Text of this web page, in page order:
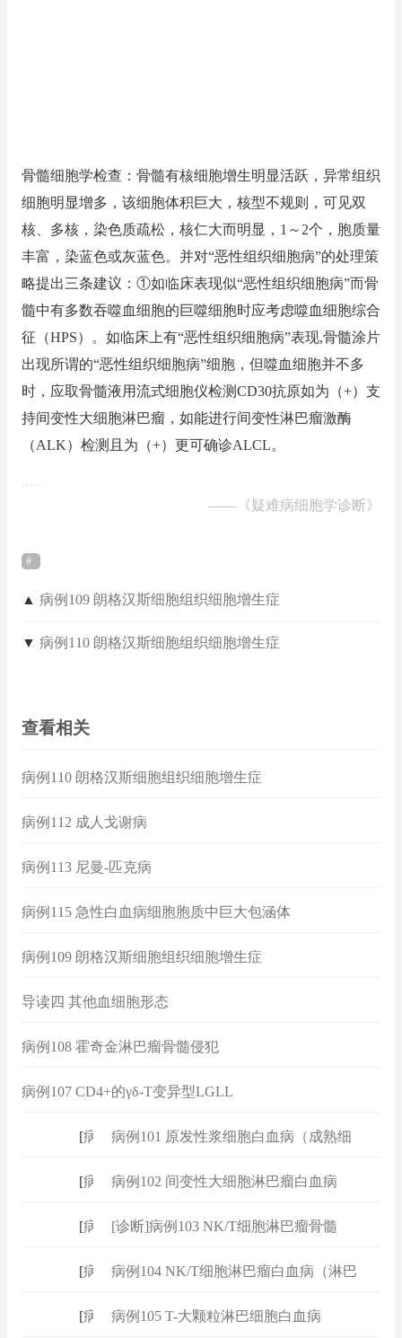
骨髓细胞学检查：骨髓有核细胞增生明显活跃，异常组织
细胞明显增多，该细胞体积巨大，核型不规则，可见双
核、多核，染色质疏松，核仁大而明显，1～2个，胞质量
丰富，染蓝色或灰蓝色。并对“恶性组织细胞病”的处理策
略提出三条建议：①如临床表现似“恶性组织细胞病”而骨
髓中有多数吞噬血细胞的巨噬细胞时应考虑噬血细胞综合
征（HPS）。如临床上有“恶性组织细胞病”表现,骨髓涂片
出现所谓的“恶性组织细胞病”细胞，但噬血细胞并不多
时，应取骨髓液用流式细胞仪检测CD30抗原如为（+）支
持间变性大细胞淋巴瘤，如能进行间变性淋巴瘤激酶
（ALK）检测且为（+）更可确诊ALCL。
……
—— 《疑难病细胞学诊断》
▲ 病例109 朗格汉斯细胞组织细胞增生症
▼ 病例110 朗格汉斯细胞组织细胞增生症
查看相关
病例110 朗格汉斯细胞组织细胞增生症
病例112 成人戈谢病
病例113 尼曼-匹克病
病例115 急性白血病细胞胞质中巨大包涵体
病例109 朗格汉斯细胞组织细胞增生症
导读四 其他血细胞形态
病例108 霍奇金淋巴瘤骨髓侵犯
病例107 CD4+的γδ-T变异型LGLL
病例 病例101 原发性浆细胞白血病（成熟细
病例 病例102 间变性大细胞淋巴瘤白血病
病例 [诊断]病例103 NK/T细胞淋巴瘤骨髓
病例 病例104 NK/T细胞淋巴瘤白血病（淋巴
病例 病例105 T-大颗粒淋巴细胞白血病